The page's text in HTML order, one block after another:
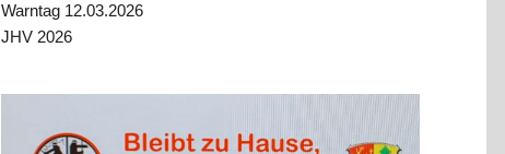
Warntag 12.03.2026
JHV 2026